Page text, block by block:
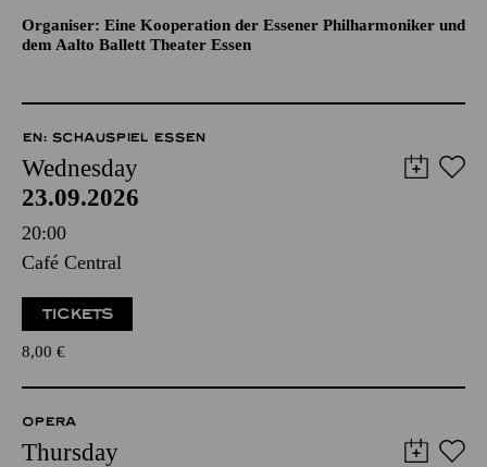
Organiser: Eine Kooperation der Essener Philharmoniker und
dem Aalto Ballett Theater Essen
EN: SCHAUSPIEL ESSEN
Wednesday
23.09.2026
20:00
Café Central
TICKETS
8,00 €
OPERA
Thursday